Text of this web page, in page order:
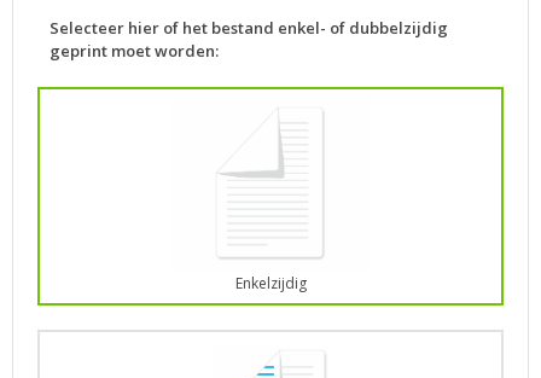
Selecteer hier of het bestand enkel- of dubbelzijdig
geprint moet worden:
Enkelzijdig